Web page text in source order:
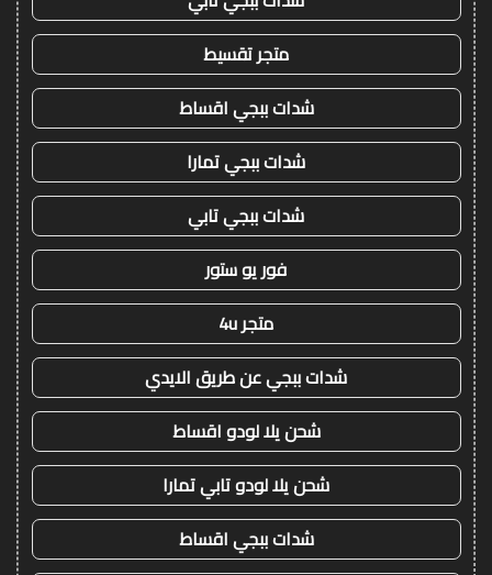
متجر تقسيط
شدات ببجي اقساط
شدات ببجي تمارا
شدات ببجي تابي
فور يو ستور
متجر 4u
شدات ببجي عن طريق الايدي
شحن يلا لودو اقساط
شحن يلا لودو تابي تمارا
شدات ببجي اقساط